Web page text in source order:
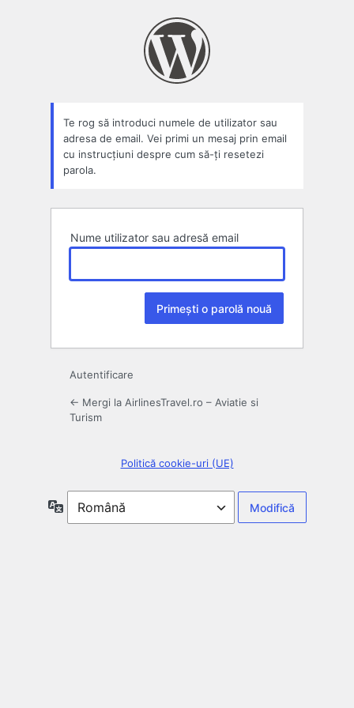
Te rog să introduci numele de utilizator sau
adresa de email. Vei primi un mesaj prin email
cu instrucțiuni despre cum să-ți resetezi
parola.
Nume utilizator sau adresă email
Autentificare
← Mergi la AirlinesTravel.ro – Aviatie si
Turism
Politică cookie-uri (UE)
Limbă